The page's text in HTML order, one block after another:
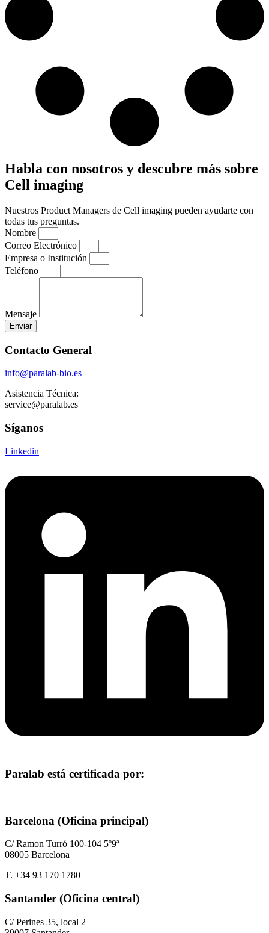
Habla con nosotros y descubre más sobre
Cell imaging
Nuestros Product Managers de Cell imaging pueden ayudarte con
todas tus preguntas.
Nombre
Correo Electrónico
Empresa o Institución
Teléfono
Mensaje
Enviar
Contacto General
info@paralab-bio.es
Asistencia Técnica:
service@paralab.es
Síganos
Linkedin
Paralab está certificada por:
Barcelona (Oficina principal)
C/ Ramon Turró 100-104 5º9ª
08005 Barcelona
T. +34 93 170 1780
Santander (Oficina central)
C/ Perines 35, local 2